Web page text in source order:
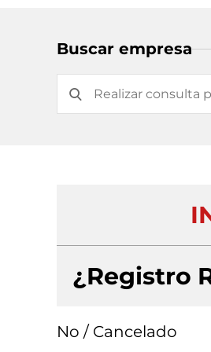
Buscar empresa
¿Registro
No / Cancelado